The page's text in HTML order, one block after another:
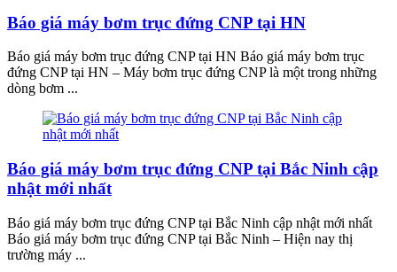
Báo giá máy bơm trục đứng CNP tại HN
Báo giá máy bơm trục đứng CNP tại HN Báo giá máy bơm trục
đứng CNP tại HN – Máy bơm trục đứng CNP là một trong những
dòng bơm ...
Báo giá máy bơm trục đứng CNP tại Bắc Ninh cập
nhật mới nhất
Báo giá máy bơm trục đứng CNP tại Bắc Ninh cập nhật mới nhất
Báo giá máy bơm trục đứng CNP tại Bắc Ninh – Hiện nay thị
trường máy ...